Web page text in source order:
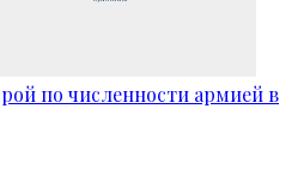
по численности армией в